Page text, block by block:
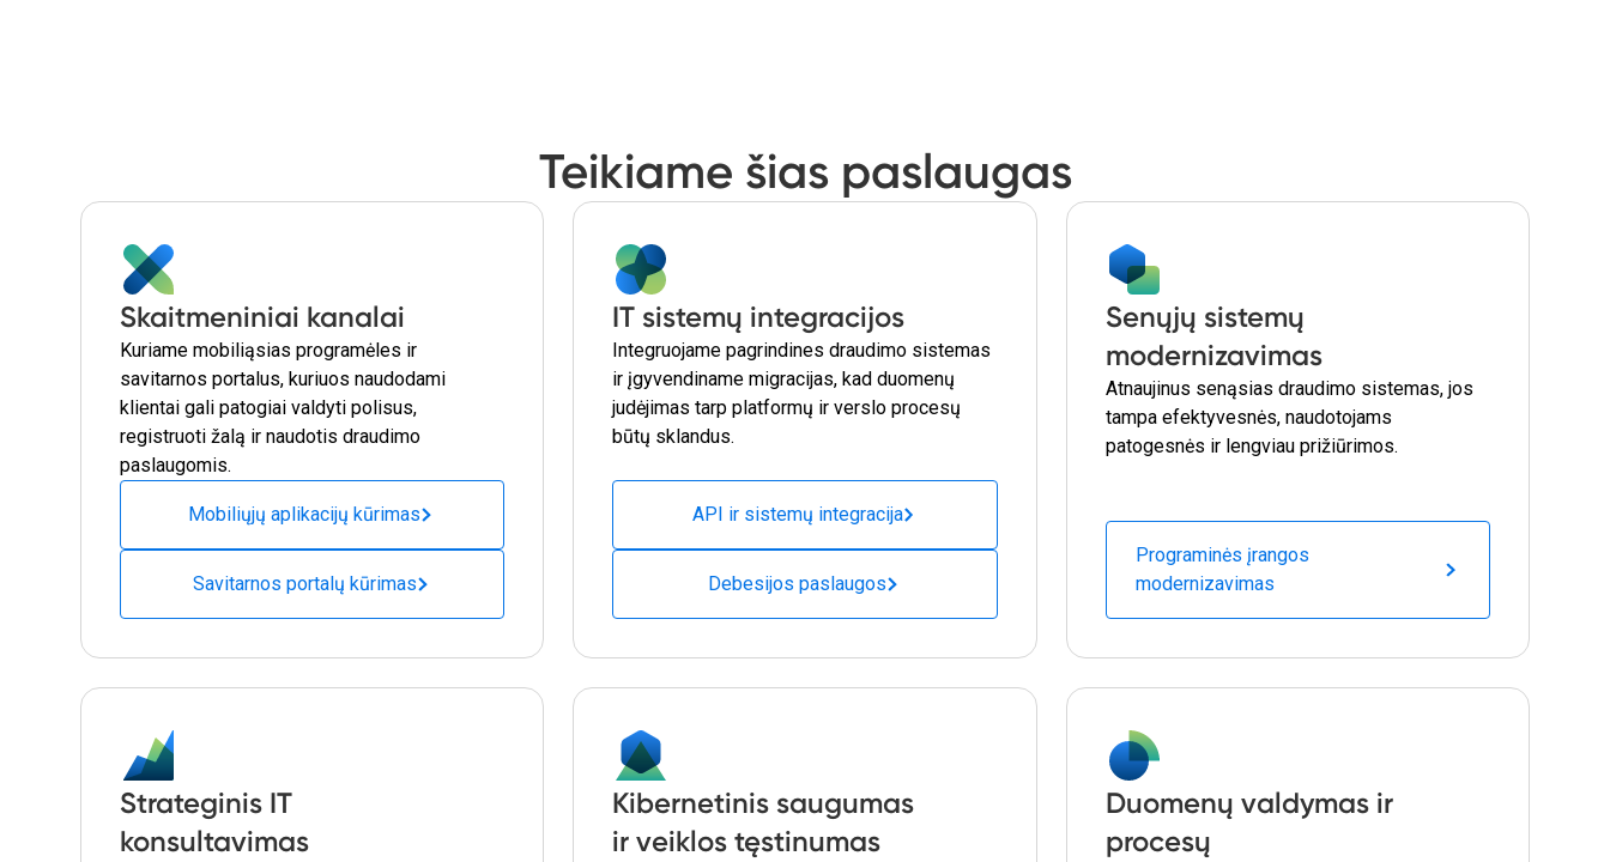
Teikiame šias paslaugas
Skaitmeniniai kanalai
Kuriame mobiliąsias programėles ir
savitarnos portalus, kuriuos naudodami
klientai gali patogiai valdyti polisus,
registruoti žalą ir naudotis draudimo
paslaugomis.
Mobiliųjų aplikacijų kūrimas
Savitarnos portalų kūrimas
IT sistemų integracijos
Integruojame pagrindines draudimo sistemas
ir įgyvendiname migracijas, kad duomenų
judėjimas tarp platformų ir verslo procesų
būtų sklandus.
API ir sistemų integracija
Debesijos paslaugos
Senųjų sistemų
modernizavimas
Atnaujinus senąsias draudimo sistemas, jos
tampa efektyvesnės, naudotojams
patogesnės ir lengviau prižiūrimos.
Programinės įrangos
modernizavimas
Strateginis IT
konsultavimas
Kibernetinis saugumas
ir veiklos tęstinumas
Duomenų valdymas ir
procesų